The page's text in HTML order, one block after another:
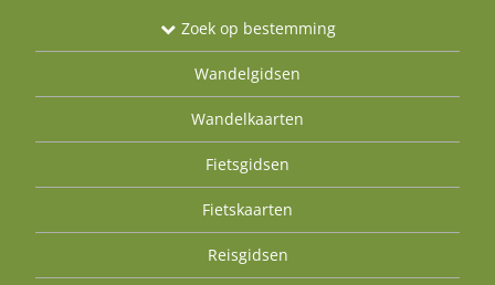
Zoek op bestemming
Wandelgidsen
Wandelkaarten
Fietsgidsen
Fietskaarten
Reisgidsen